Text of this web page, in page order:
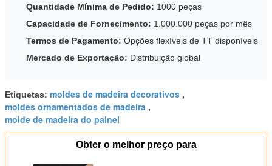
Quantidade Mínima de Pedido: 1000 peças
Capacidade de Fornecimento: 1.000.000 peças por mês
Termos de Pagamento: Opções flexíveis de TT disponíveis
Mercado de Exportação: Distribuição global
Etiquetas: moldes de madeira decorativos ,
moldes ornamentados de madeira ,
molde de madeira do painel
Obter o melhor preço para